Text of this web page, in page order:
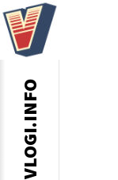
VLOGI.INFO